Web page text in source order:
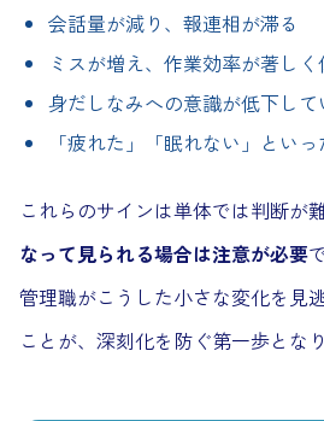
会話量が減り、報連相が滞る
ミスが増え、作業効率が著し
身だしなみへの意識が低下して
「疲れた」「眠れない」とい
これらのサインは単体では判断が
なって見られる場合は注意が必要
管理職がこうした小さな変化を見
ことが、深刻化を防ぐ第一歩とな